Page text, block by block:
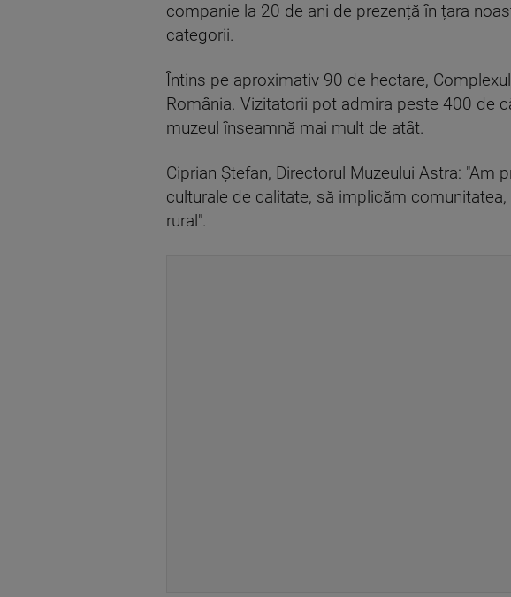
companie la 20 de ani de prezență în țara
categorii.
Întins pe aproximativ 90 de hectare,
România. Vizitatorii pot admira peste 400 de
muzeul înseamnă mai mult de atât.
Ciprian Ștefan, Directorul Muzeului Astra:
culturale de calitate, să implicăm
rural".